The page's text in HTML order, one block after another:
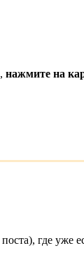
нажмите на
где уже